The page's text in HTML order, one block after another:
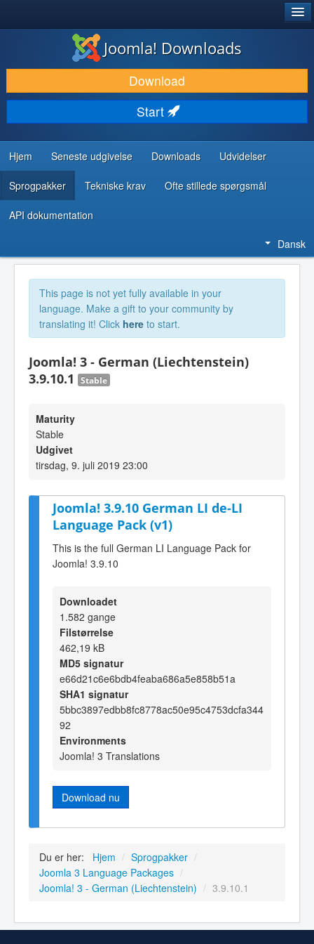
DOWNLOAD & UDVID
OPDAG & LÆR
FÆLLESSKABET & SUPPORT
UDVIKLERRESSOURCER
Joomla! Downloads
Download
Start
Hjem Seneste udgivelse Downloads Udvidelser
Sprogpakker Tekniske krav Ofte stillede spørgsmål
API dokumentation
Dansk
This page is not yet fully available in your
language. Make a gift to your community by
translating it! Click here to start.
Joomla! 3 - German (Liechtenstein)
3.9.10.1
Stable
Maturity
Stable
Udgivet
tirsdag, 9. juli 2019 23:00
Joomla! 3.9.10 German LI de-LI
Language Pack (v1)
This is the full German LI Language Pack for
Joomla! 3.9.10
Downloadet
1.582 gange
Filstørrelse
462,19 kB
MD5 signatur
e66d21c6e6bdb4feaba686a5e858b51a
SHA1 signatur
5bbc3897edbb8fc8778ac50e95c4753dcfa344
92
Environments
Joomla! 3 Translations
Download nu
Du er her: Hjem / Sprogpakker /
Joomla 3 Language Packages /
Joomla! 3 - German (Liechtenstein) / 3.9.10.1